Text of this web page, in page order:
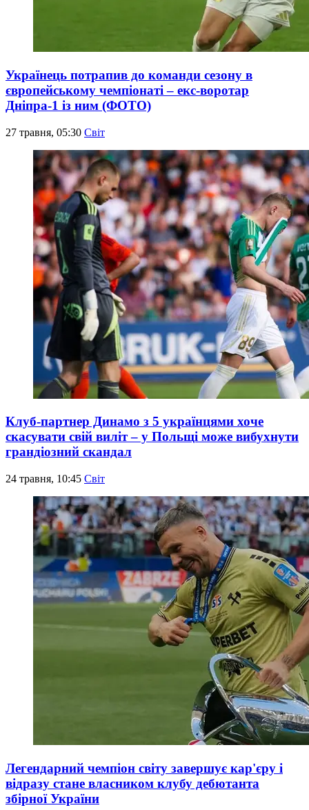
Українець потрапив до команди сезону в
європейському чемпіонаті – екс-воротар
Дніпра-1 із ним (ФОТО)
27 травня, 05:30 Світ
Клуб-партнер Динамо з 5 українцями хоче
скасувати свій виліт – у Польщі може вибухнути
грандіозний скандал
24 травня, 10:45 Світ
Легендарний чемпіон світу завершує кар'єру і
відразу стане власником клубу дебютанта
збірної України